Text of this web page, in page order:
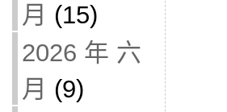
月 (15)
2026 年 六
月 (9)